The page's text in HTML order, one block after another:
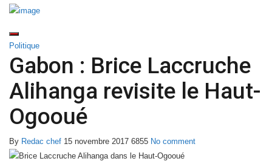
Politique
Gabon : Brice Laccruche
Alihanga revisite le Haut-
Ogooué
By Redac chef 15 novembre 2017 6855 No comment